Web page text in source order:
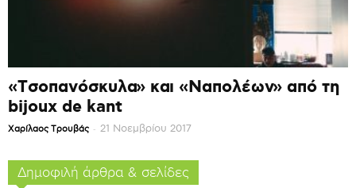
«Τσοπανόσκυλα» και «Ναπολέων» από τη
bijoux de kant
Χαρίλαος Τρουβάς - 21 Νοεμβρίου 2017
Δημοφιλή άρθρα & σελίδες